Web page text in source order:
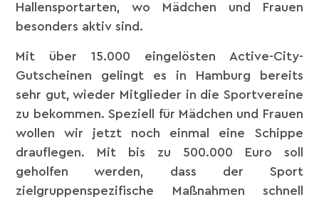
Hallensportarten, wo Mädchen und Frauen
besonders aktiv sind.
Mit über 15.000 eingelösten Active-City-
Gutscheinen gelingt es in Hamburg bereits
sehr gut, wieder Mitglieder in die Sportvereine
zu bekommen. Speziell für Mädchen und Frauen
wollen wir jetzt noch einmal eine Schippe
drauflegen. Mit bis zu 500.000 Euro soll
geholfen werden, dass der Sport
zielgruppenspezifische Maßnahmen schnell